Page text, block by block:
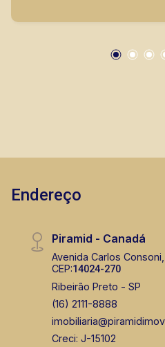
Preto
Endereço
Piramid - Canadá
Avenida Carlos
CEP:14024-270
Ribeirão Preto - SP
(16) 2111-8888
Creci: J-15102